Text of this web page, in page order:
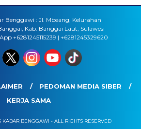
Benggawi : Jl. Mbeang, Kelurahan
Kab. Banggai Laut, Sulawesi
+6281245115239 | +6281245329620
PEDOMAN MEDIA SIBER
KERJA SAMA
BENGGAWI - ALL RIGHTS RESERVED